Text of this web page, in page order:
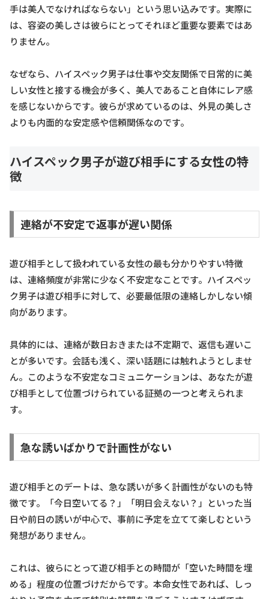
手は美人でなければならない」という思い込みです。実際に
は、容姿の美しさは彼らにとってそれほど重要な要素ではあ
りません。
なぜなら、ハイスペック男子は仕事や交友関係で日常的に美
しい女性と接する機会が多く、美人であること自体にレア感
を感じないからです。彼らが求めているのは、外見の美しさ
よりも内面的な安定感や信頼関係なのです。
ハイスペック男子が遊び相手にする女性の特
徴
連絡が不安定で返事が遅い関係
遊び相手として扱われている女性の最も分かりやすい特徴
は、連絡頻度が非常に少なく不安定なことです。ハイスペッ
ク男子は遊び相手に対して、必要最低限の連絡しかしない傾
向があります。
具体的には、連絡が数日おきまたは不定期で、返信も遅いこ
とが多いです。会話も浅く、深い話題には触れようとしませ
ん。このような不安定なコミュニケーションは、あなたが遊
び相手として位置づけられている証拠の一つと考えられま
す。
急な誘いばかりで計画性がない
遊び相手とのデートは、急な誘いが多く計画性がないのも特
徴です。「今日空いてる？」「明日会えない？」といった当
日や前日の誘いが中心で、事前に予定を立てて楽しむという
発想がありません。
これは、彼らにとって遊び相手との時間が「空いた時間を埋
める」程度の位置づけだからです。本命女性であれば、しっ